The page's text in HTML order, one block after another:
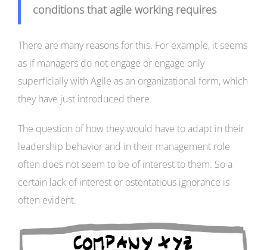
conditions that agile working requires
There are many reasons for this. For example, it seems
as if managers do not engage or engage only
superficially with Agile as an organizational form, which
they have just introduced there.
The question of how they would have to adapt in their
leadership behavior and in their management role
often does not seem to be of interest to them. So a
certain lack of interest or ostentatious ignorance is
often evident.